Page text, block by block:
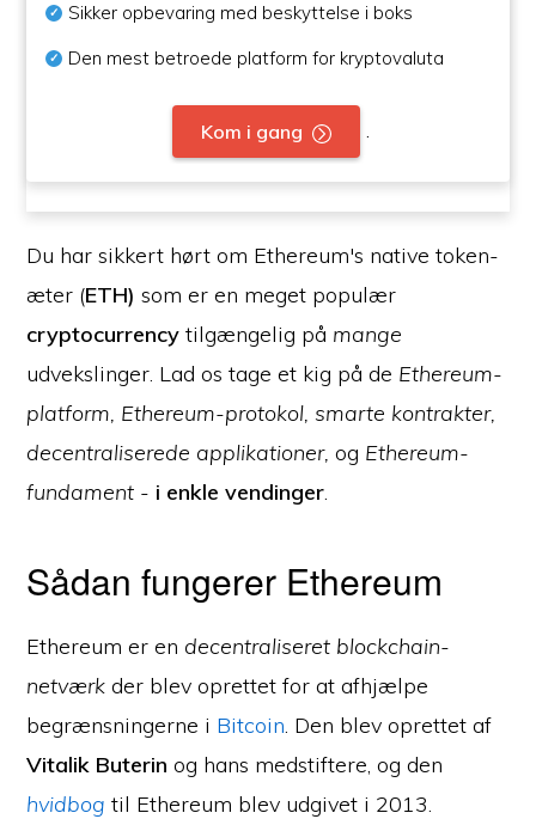
Sikker opbevaring med beskyttelse i boks
Den mest betroede platform for kryptovaluta
Kom i gang
Du har sikkert hørt om Ethereum's native token-
æter (ETH) som er en meget populær
cryptocurrency tilgængelig på mange
udvekslinger. Lad os tage et kig på de Ethereum-
platform, Ethereum-protokol, smarte kontrakter,
decentraliserede applikationer, og Ethereum-
fundament - i enkle vendinger.
Sådan fungerer Ethereum
Ethereum er en decentraliseret blockchain-
netværk der blev oprettet for at afhjælpe
begrænsningerne i Bitcoin. Den blev oprettet af
Vitalik Buterin og hans medstiftere, og den
hvidbog til Ethereum blev udgivet i 2013.